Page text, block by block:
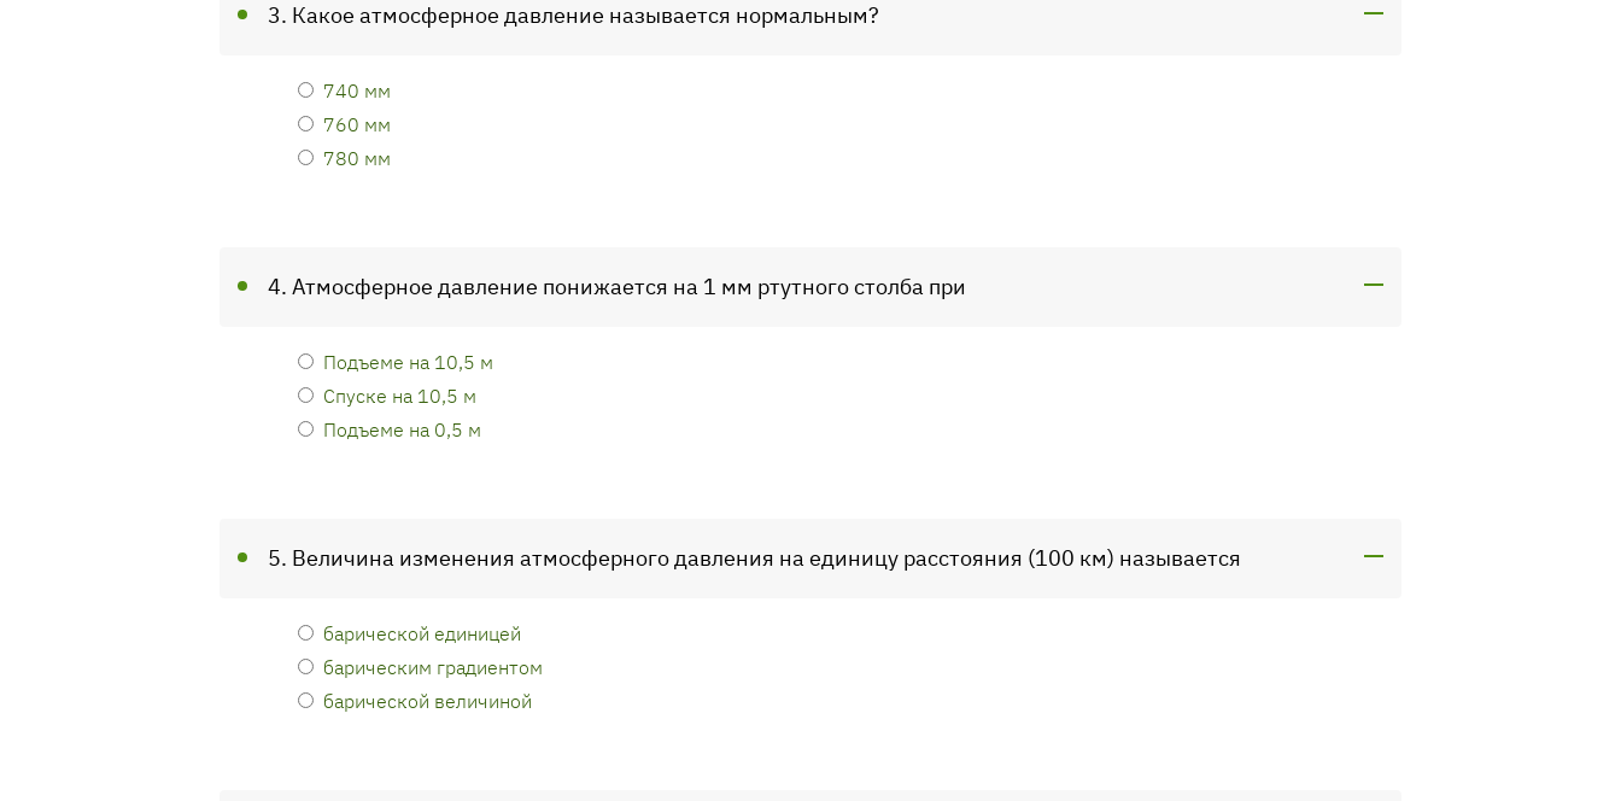
3. Какое атмосферное давление называется нормальным?
740 мм
760 мм
780 мм
4. Атмосферное давление понижается на 1 мм ртутного столба при
Подъеме на 10,5 м
Спуске на 10,5 м
Подъеме на 0,5 м
5. Величина изменения атмосферного давления на единицу расстояния (100 км) называется
барической единицей
барическим градиентом
барической величиной